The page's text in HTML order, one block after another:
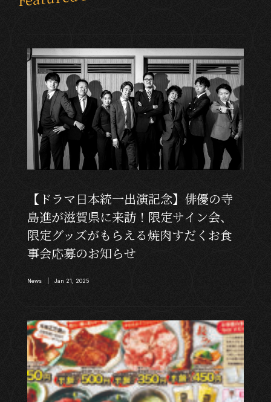
【ドラマ日本統一出演記念】俳優の寺
島進が滋賀県に来訪！限定サイン会、
限定グッズがもらえる焼肉すだくお食
事会応募のお知らせ
News | Jan 21, 2025